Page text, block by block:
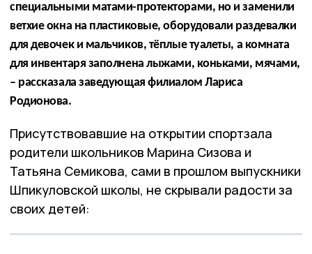
специальными матами-протекторами, но и заменили
ветхие окна на пластиковые, оборудовали раздевалки
для девочек и мальчиков, тёплые туалеты, а комната
для инвентаря заполнена лыжами, коньками, мячами,
– рассказала заведующая филиалом Лариса
Родионова.
Присутствовавшие на открытии спортзала
родители школьников Марина Сизова и
Татьяна Семикова, сами в прошлом выпускники
Шпикуловской школы, не скрывали радости за
своих детей: